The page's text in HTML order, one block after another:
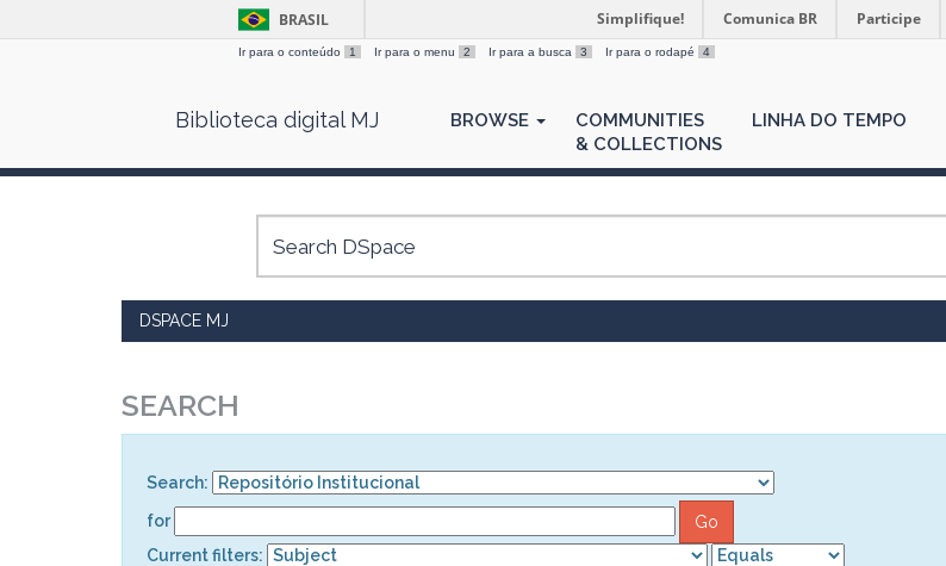
BRASIL Simplifique! Comunica BR Participe
Ir para o conteúdo 1 Ir para o menu 2 Ir para a busca 3 Ir para o rodapé 4
Biblioteca digital MJ BROWSE
COMMUNITIES
& COLLECTIONS
LINHA DO TEMPO
DSPACE MJ
SEARCH
Search:
for
Current filters: